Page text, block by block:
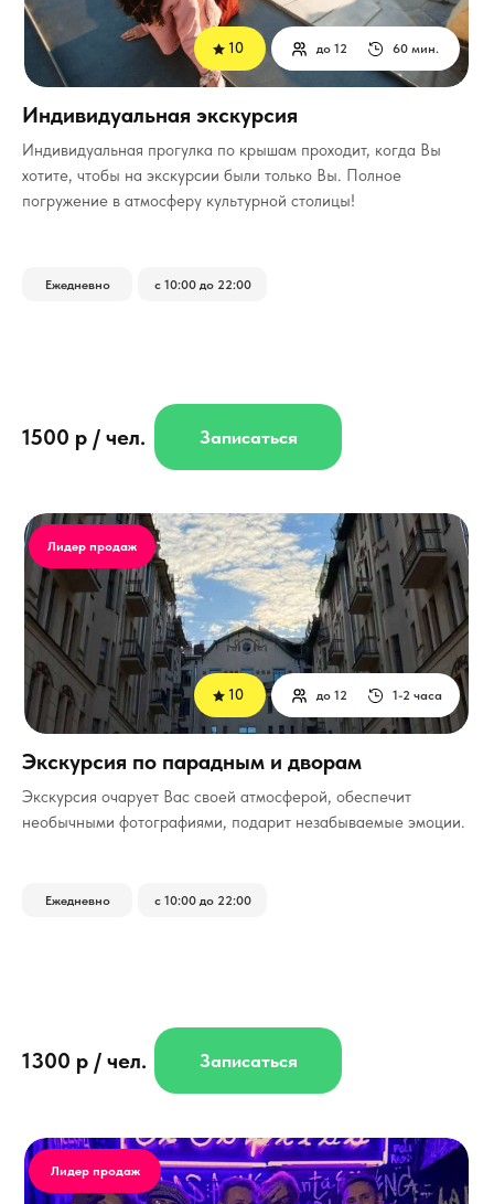
Индивидуальная прогулка по крышам проходит, когда Вы
хотите, чтобы на экскурсии были только Вы. Полное
погружение в атмосферу культурной столицы!
60 мин.
до 12
Ежедневно с 10:00 до 22:00
Индивидуальная экскурсия
10
Лидер продаж
Экскурсия очарует Вас своей атмосферой, обеспечит
необычными фотографиями, подарит незабываемые эмоции.
1500 р / чел.
Ежедневно
Записаться
с 10:00 до 22:00
1300 р / чел.
Лидер продаж
Записаться
Экскурсия по парадным и дворам
10 1-2 часа
до 12